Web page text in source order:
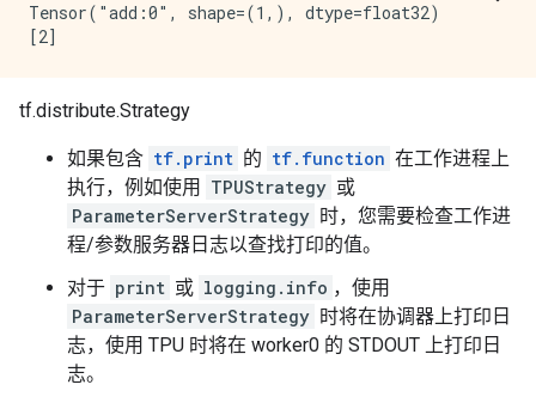
Tensor("add:0", shape=(1,), dtype=float32)
tf.distribute.Strategy
如果包含 tf.print 的 tf.function 在工作进程上
执行，例如使用
TPUStrategy 或
ParameterServerStrategy 时，您需要检查工作进
程/参数服务器日志以查找打印的值。
对于 print 或 logging.info ，使用
ParameterServerStrategy 时将在协调器上打印日
志，使用 TPU 时将在 worker0 的 STDOUT 上打印日
志。